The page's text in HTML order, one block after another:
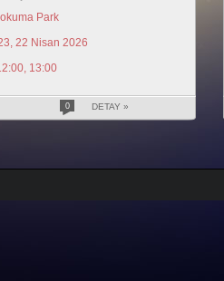
Park
22 Nisan 2026
13:00
0 DETAY »